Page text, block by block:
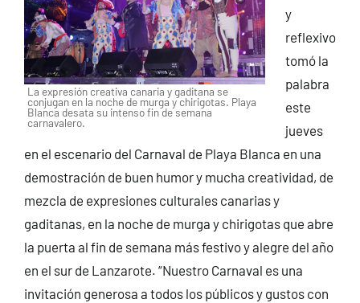
La expresión creativa canaria y gaditana se
conjugan en la noche de murga y chirigotas. Playa
Blanca desata su intenso fin de semana
carnavalero.
y
reflexivo
tomó la
palabra
este
jueves
en el escenario del Carnaval de Playa Blanca en una
demostración de buen humor y mucha creatividad, de
mezcla de expresiones culturales canarias y
gaditanas, en la noche de murga y chirigotas que abre
la puerta al fin de semana más festivo y alegre del año
en el sur de Lanzarote. “Nuestro Carnaval es una
invitación generosa a todos los públicos y gustos con